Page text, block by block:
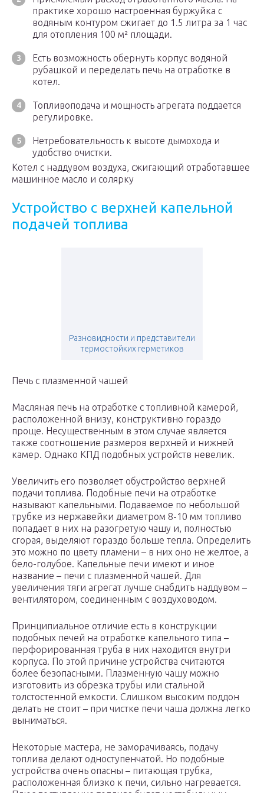
практике хорошо настроенная буржуйка с
водяным контуром сжигает до 1.5 литра за 1 час
для отопления 100 м² площади.
Есть возможность обернуть корпус водяной
рубашкой и переделать печь на отработке в
котел.
Топливоподача и мощность агрегата поддается
регулировке.
Нетребовательность к высоте дымохода и
удобство очистки.
Котел с наддувом воздуха, сжигающий отработавшее
машинное масло и солярку
Устройство с верхней капельной
подачей топлива
Разновидности и представители
термостойких герметиков
Печь с плазменной чашей
Масляная печь на отработке с топливной камерой,
расположенной внизу, конструктивно гораздо
проще. Несущественным в этом случае является
также соотношение размеров верхней и нижней
камер. Однако КПД подобных устройств невелик.
Увеличить его позволяет обустройство верхней
подачи топлива. Подобные печи на отработке
называют капельными. Подаваемое по небольшой
трубке из нержавейки диаметром 8-10 мм топливо
попадает в них на разогретую чашу и, полностью
сгорая, выделяют гораздо больше тепла. Определить
это можно по цвету пламени – в них оно не желтое, а
бело-голубое. Капельные печи имеют и иное
название – печи с плазменной чашей. Для
увеличения тяги агрегат лучше снабдить наддувом –
вентилятором, соединенным с воздуховодом.
Принципиальное отличие есть в конструкции
подобных печей на отработке капельного типа –
перфорированная труба в них находится внутри
корпуса. По этой причине устройства считаются
более безопасными. Плазменную чашу можно
изготовить из обрезка трубы или стальной
толстостенной емкости. Слишком высоким поддон
делать не стоит – при чистке печи чаша должна легко
выниматься.
Некоторые мастера, не заморачиваясь, подачу
топлива делают одноступенчатой. Но подобные
устройства очень опасны – питающая трубка,
расположенная близко к печи, сильно нагревается.